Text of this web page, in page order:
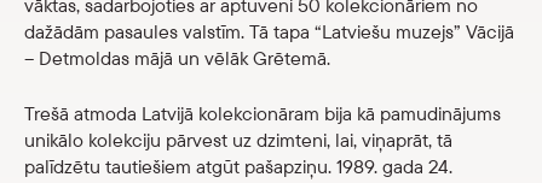
vāktas, sadarbojoties ar aptuveni 50 kolekcionāriem no
dažādām pasaules valstīm. Tā tapa “Latviešu muzejs” Vācijā
– Detmoldas mājā un vēlāk Grētemā.
Trešā atmoda Latvijā kolekcionāram bija kā pamudinājums
unikālo kolekciju pārvest uz dzimteni, lai, viņaprāt, tā
palīdzētu tautiešiem atgūt pašapziņu. 1989. gada 24.